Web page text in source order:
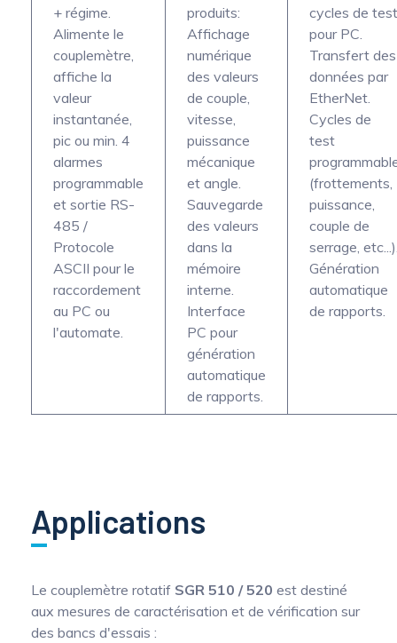
+ régime.
Alimente le
couplemètre,
affiche la
valeur
instantanée,
pic ou min. 4
alarmes
programmable
et sortie RS-
485 /
Protocole
ASCII pour le
raccordement
au PC ou
l'automate.
produits:
Affichage
numérique
des valeurs
de couple,
vitesse,
puissance
mécanique
et angle.
Sauvegarde
des valeurs
dans la
mémoire
interne.
Interface
PC pour
génération
automatique
de rapports.
cycles de test
pour PC.
Transfert des
données par
EtherNet.
Cycles de
test
(frottements,
puissance,
couple de
serrage,
Génération
automatique
de rapports.
Applications
Le couplemètre rotatif SGR 510 / 520 est destiné
aux mesures de caractérisation et de vérification sur
des bancs d'essais :